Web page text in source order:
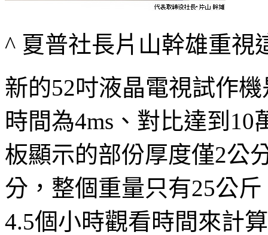
^ 夏普社長片山幹雄重視
新的52吋液晶電視試作
時間為4ms、對比達到
板顯示的部份厚度僅2公
分，整個重量只有25公
4.5個小時觀看時間來計